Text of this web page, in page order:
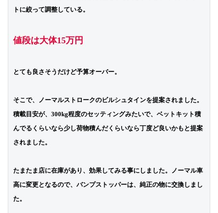
トに絞って調整している。
値段は大体15万円
とても良さそうだけど予算オーバー。
そこで、ノーマルストロークのビルシュタインを提案されました。
積載目安が、300kg程度のセッティングみたいで、ベットキット積
んでるくらいなら少し荷物積んだくらいなら丁度ど良いかもと提案
されました。
たまたま店に在庫があり、効果してみる事にしました。ノーマル車
高に変更となるので、バンプストッパーは、純正の物に交換しまし
た。